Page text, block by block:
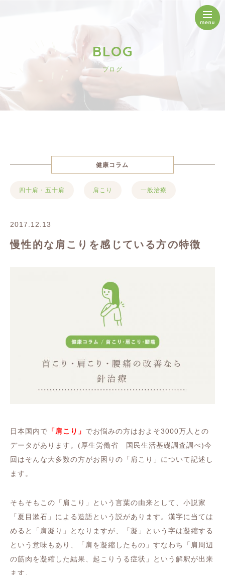
BLOG
ブログ
健康コラム
四十肩・五十肩 肩こり 一般治療
2017.12.13
慢性的な肩こりを感じている方の特徴
日本国内で 「肩こり」 でお悩みの方はおよそ3000万人との
データがあります。(厚生労働省 国民生活基礎調査調べ)今
回はそんな大多数の方がお困りの「肩こり」について記述し
ます。
そもそもこの「肩こり」という言葉の由来として、小説家
「夏目漱石」による造語という説があります。漢字に当ては
めると「肩凝り」となりますが、「凝」という字は凝縮する
という意味もあり、「肩を凝縮したもの」すなわち「肩周辺
の筋肉を凝縮した結果、起こりうる症状」という解釈が出来
ます。